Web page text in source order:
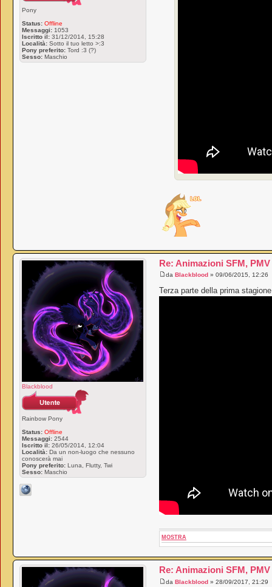
Pony
Status: Offline
Messaggi: 1053
Iscritto il: 31/12/2014, 15:28
Località: Sotto il tuo letto >:3
Pony preferito: Tord :3 (?)
Sesso: Maschio
Re: Animazioni SFM,
da Blackblood » 09/06/2015, 12:26
Terza parte della prima
MOSTRA
Blackblood
Rainbow Pony
Status: Offline
Messaggi: 2544
Iscritto il: 26/05/2014, 12:04
Località: Da un non-luogo che nessuno
conoscerà mai
Pony preferito: Luna, Flutty, Twi
Sesso: Maschio
Re: Animazioni SFM,
da Blackblood» 28/09/2017, 21:29